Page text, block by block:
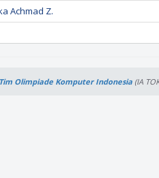
Achmad Z.
Olimpiade Komputer Indonesia (IA